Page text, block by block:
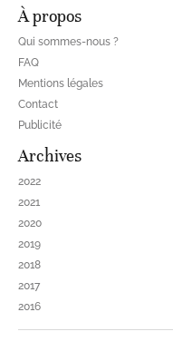
À propos
Qui sommes-nous ?
FAQ
Mentions légales
Contact
Publicité
Archives
2022
2021
2020
2019
2018
2017
2016